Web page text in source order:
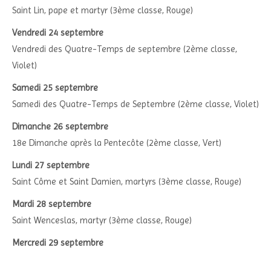
Saint Lin, pape et martyr (3ème classe, Rouge)
Vendredi 24 septembre
Vendredi des Quatre-Temps de septembre (2ème classe,
Violet)
Samedi 25 septembre
Samedi des Quatre-Temps de Septembre (2ème classe, Violet)
Dimanche 26 septembre
18e Dimanche après la Pentecôte (2ème classe, Vert)
Lundi 27 septembre
Saint Côme et Saint Damien, martyrs (3ème classe, Rouge)
Mardi 28 septembre
Saint Wenceslas, martyr (3ème classe, Rouge)
Mercredi 29 septembre